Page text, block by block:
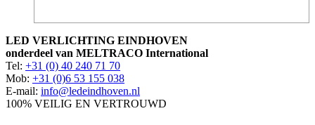
LED VERLICHTING EINDHOVEN
onderdeel van MELTRACO International
Tel: +31 (0) 40 240 71 70
Mob: +31 (0)6 53 155 038
E-mail: info@ledeindhoven.nl
100% VEILIG EN VERTROUWD